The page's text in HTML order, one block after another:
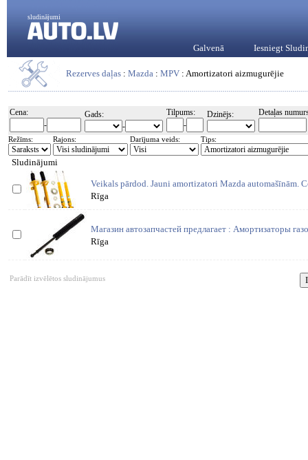
sludinājumi
Galvenā Iesniegt
Rezerves daļas : Mazda : MPV : Amortizatori aizmugurējie
Cena:
-
Gads:
-
Tilpums:
-
Dzinējs: Detaļas
Režīms: Rajons: Darījuma veids: Tips:
Sludinājumi
Veikals pārdod. Jauni amortizatori Mazda automašīnām.
Rīga
Магазин автозапчастей предлагает : Амортизаторы
Rīga
Parādīt izvēlētos sludinājumus